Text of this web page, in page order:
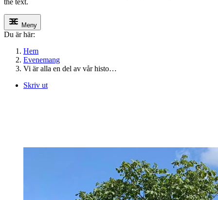
the text.
Meny
Du är här:
Hem
Evenemang
Vi är alla en del av vår histo…
Skriv ut